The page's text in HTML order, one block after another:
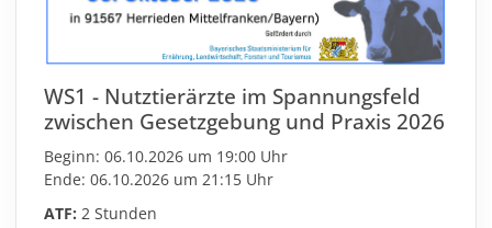
WS1 - Nutztierärzte im Spannungsfeld
zwischen Gesetzgebung und Praxis 2026
Beginn: 06.10.2026 um 19:00 Uhr
Ende: 06.10.2026 um 21:15 Uhr
ATF: 2 Stunden